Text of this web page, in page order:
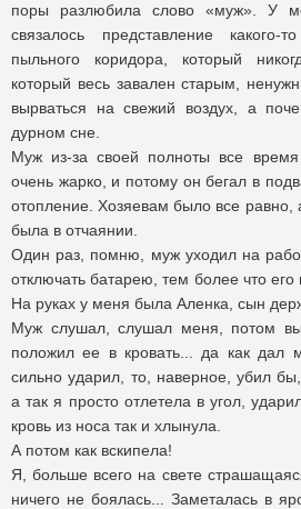
поры разлюбила слово «муж». У
связалось представление какого-
пыльного коридора, который
который весь завален старым,
вырваться на свежий воздух, а
дурном сне.
Муж из-за своей полноты все
очень жарко, и потому он бегал в
отопление. Хозяевам было все равно,
была в отчаянии.
Один раз, помню, муж уходил на
отключать батарею, тем более что
На руках у меня была Аленка, сын
Муж слушал, слушал меня, потом
положил ее в кровать... да как дал
сильно ударил, то, наверное, убил
а так я просто отлетела в угол,
кровь из носа так и хлынула.
А потом как вскипела!
Я, больше всего на свете
ничего не боялась... Заметалась в